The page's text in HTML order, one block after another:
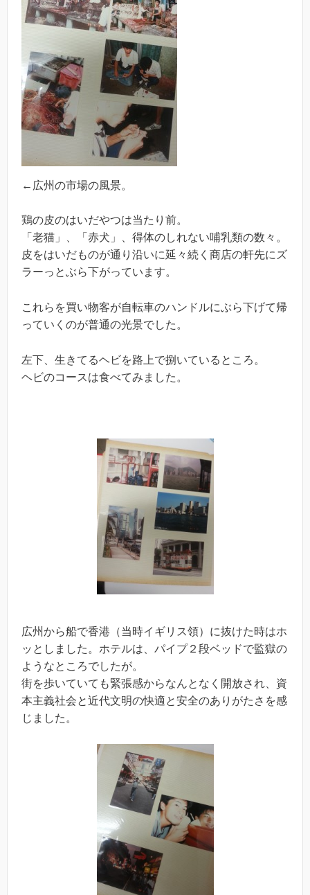
←広州の市場の風景。
鶏の皮のはいだやつは当たり前。
「老猫」、「赤犬」、得体のしれない哺乳類の数々。
皮をはいだものが通り沿いに延々続く商店の軒先にズ
ラーっとぶら下がっています。
これらを買い物客が自転車のハンドルにぶら下げて帰
っていくのが普通の光景でした。
左下、生きてるヘビを路上で捌いているところ。
ヘビのコースは食べてみました。
広州から船で香港（当時イギリス領）に抜けた時はホ
ッとしました。ホテルは、パイプ２段ベッドで監獄の
ようなところでしたが。
街を歩いていても緊張感からなんとなく開放され、資
本主義社会と近代文明の快適と安全のありがたさを感
じました。